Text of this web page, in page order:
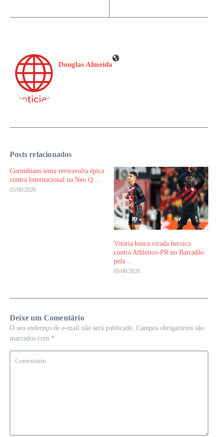
Douglas Almeida
Posts relacionados
Corinthians tenta reviravolta épica
contra Internacional na Neo Q ...
05/08/2026
Vitória busca virada heroica
contra Athletico-PR no Barradão
pela ...
05/08/2026
Deixe um Comentário
O seu endereço de e-mail não será publicado. Campos obrigatórios são
marcados com *